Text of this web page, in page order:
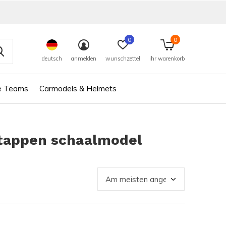
Teams Carmodels & Helmets
deutsch anmelden wunschzettel
0
ihr warenkorb
0
schaalmodel